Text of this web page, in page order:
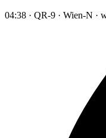
04:38 · QR-9 · Wien-N ·